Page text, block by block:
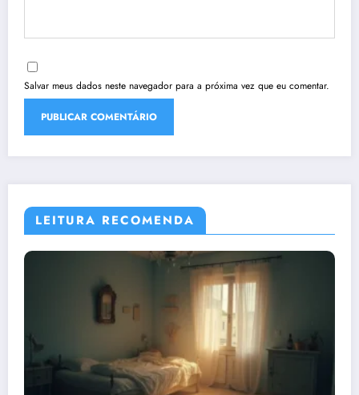
Salvar meus dados neste navegador para a próxima vez que eu comentar.
LEITURA RECOMENDA